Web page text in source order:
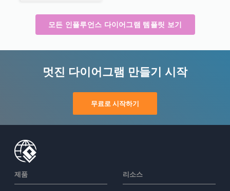
모든 인플루언스 다이어그램 템플릿 보기
멋진 다이어그램 만들기 시작
무료로 시작하기
제품 리소스